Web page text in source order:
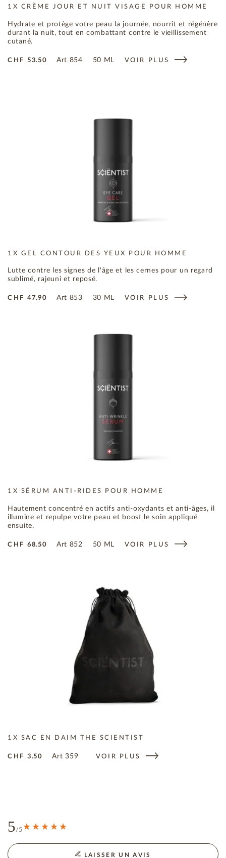
1X CRÈME JOUR ET NUIT VISAGE POUR HOMME
Hydrate et protège votre peau la journée, nourrit et régénère
durant la nuit, tout en combattant contre le vieillissement
cutané.
CHF53.50 Art 854 50 ML VOIR PLUS
1X GEL CONTOUR DES YEUX POUR HOMME
Lutte contre les signes de l'âge et les cernes pour un regard
sublimé, rajeuni et reposé.
CHF47.90 Art 853 30 ML VOIR PLUS
1X SÉRUM ANTI-RIDES POUR HOMME
Hautement concentré en actifs anti-oxydants et anti-âges, il
illumine et repulpe votre peau et boost le soin appliqué
ensuite.
CHF68.50 Art 852 50 ML VOIR PLUS
1X SAC EN DAIM THE SCIENTIST
CHF3.50 Art359 VOIR PLUS
5/5
LAISSER UN AVIS